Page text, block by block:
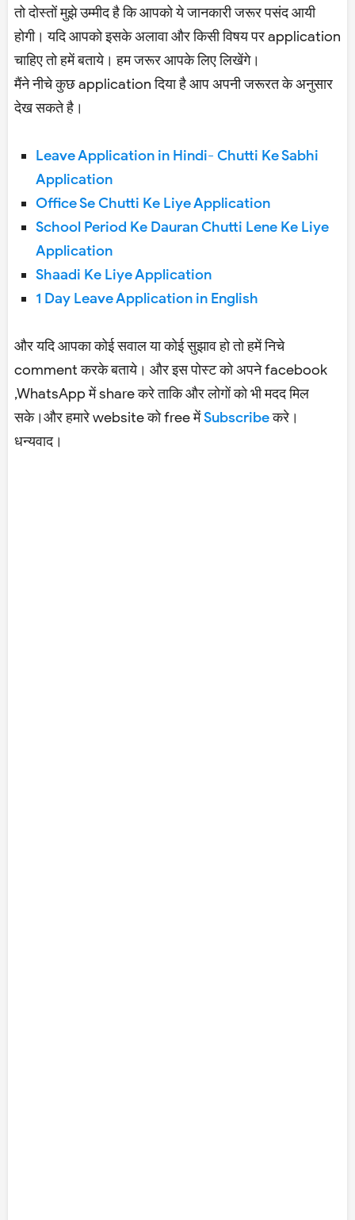
तो दोस्तों मुझे उम्मीद है कि आपको ये जानकारी जरूर पसंद आयी
होगी। यदि आपको इसके अलावा और किसी विषय पर application
चाहिए तो हमें बताये। हम जरूर आपके लिए लिखेंगे।
मैंने नीचे कुछ application दिया है आप अपनी जरूरत के अनुसार
देख सकते है।
Leave Application in Hindi- Chutti Ke Sabhi
Application
Office Se Chutti Ke Liye Application
School Period Ke Dauran Chutti Lene Ke Liye
Application
Shaadi Ke Liye Application
1 Day Leave Application in English
और यदि आपका कोई सवाल या कोई सुझाव हो तो हमें निचे
comment करके बताये। और इस पोस्ट को अपने facebook
,WhatsApp में share करे ताकि और लोगों को भी मदद मिल
सके।और हमारे website को free मेंSubscribeकरे।
धन्यवाद।